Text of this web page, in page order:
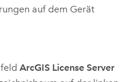
auf dem Gerät
ArcGIS License Server